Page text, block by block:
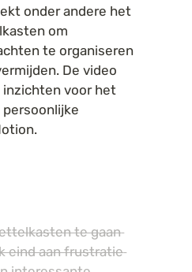
onder andere het
om
te organiseren
De video
voor het
te gaan
eind aan frustratie